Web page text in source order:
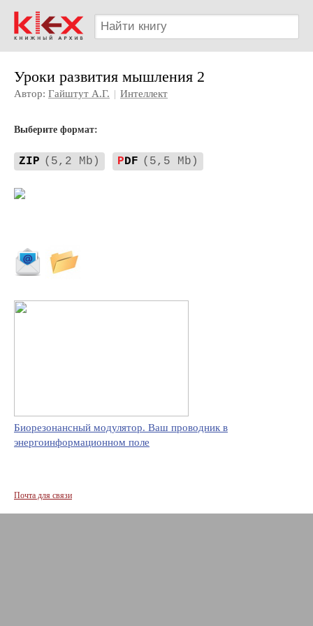
Уроки развития мышления 2
Автор: Гайштут А.Г. | Интеллект
Выберите формат:
ZIP (5,2 Mb) PDF (5,5 Mb)
Биорезонансный модулятор. Ваш проводник в
энергоинформационном поле
Почта для связи